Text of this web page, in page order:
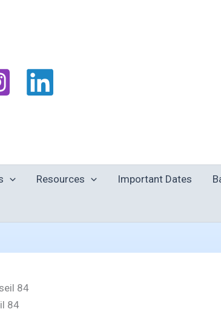
Resources Important Dates
84